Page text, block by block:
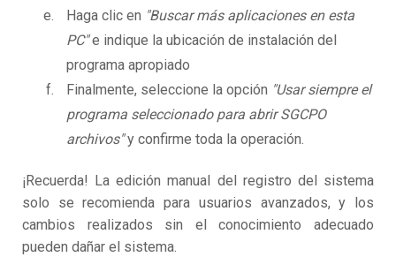
Haga clic en "Buscar más aplicaciones en esta
PC"e indique la ubicación de instalación del
programa apropiado
Finalmente, seleccione la opción "Usar siempre el
programa seleccionado para abrir SGCPO
archivos"y confirme toda la operación.
¡Recuerda! La edición manual del registro del sistema
solo se recomienda para usuarios avanzados, y los
cambios realizados sin el conocimiento adecuado
pueden dañar el sistema.